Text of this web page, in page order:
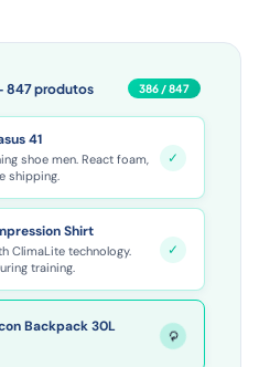
847 produtos 391 / 847
41
shoe men. React foam,
shipping.
✓
Shirt
ClimaLite technology.
training.
✓
Backpack 30L ⟳